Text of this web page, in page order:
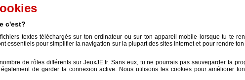
c'est?
textes téléchargés sur ton ordinateur ou sur ton appareil mobile lorsque tu te
essentiels pour simplifier la navigation sur la plupart des sites Internet et pour rendre
de rôles différents sur JeuxJE.fr. Sans eux, tu ne pourrais pas sauvegarder ta
de garder ta connexion active. Nous utilisons les cookies pour améliorer